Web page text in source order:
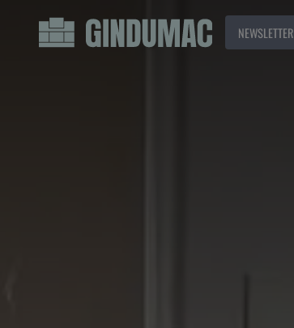
NEWSLETTER